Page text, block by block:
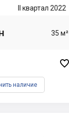
II квартал 2022
35 м²

наличие